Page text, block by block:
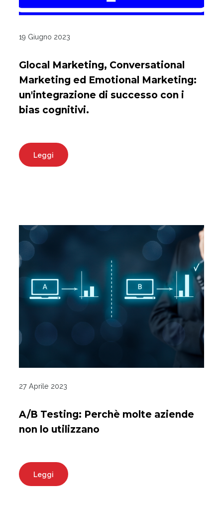
19 Giugno 2023
Glocal Marketing, Conversational
Marketing ed Emotional Marketing:
un'integrazione di successo con i
bias cognitivi.
Leggi
27 Aprile 2023
A/B Testing: Perchè molte aziende
non lo utilizzano
Leggi